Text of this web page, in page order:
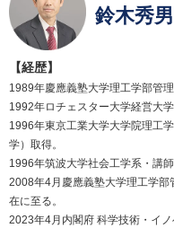
鈴木秀男
【経歴】
1989年慶應義塾大学理工学部管理
1992年ロチェスター大学経営大学
1996年東京工業大学大学院理工
学）取得。
1996年筑波大学社会工学系・講
2008年4月慶應義塾大学理工学
在に至る。
2023年4月内閣府 科学技術・イ